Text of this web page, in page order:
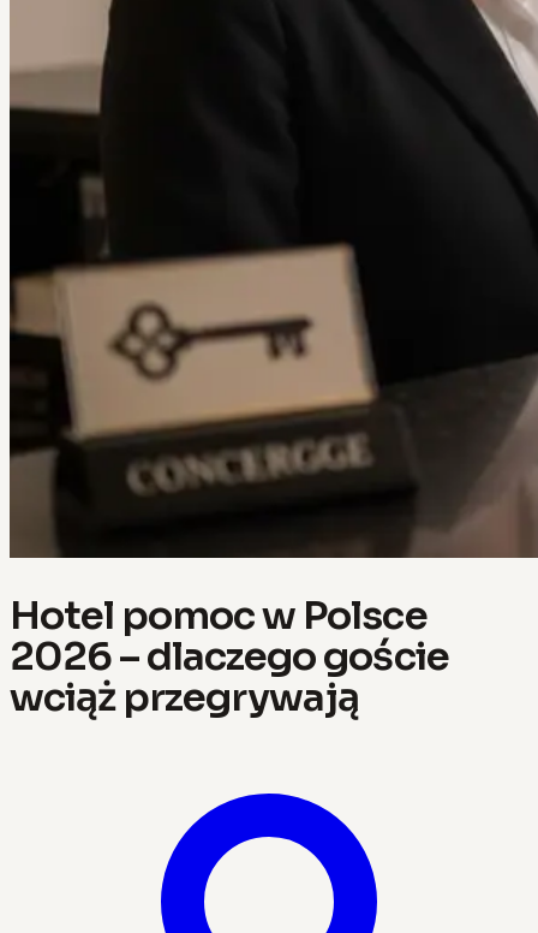
Hotel pomoc w Polsce
2026 – dlaczego goście
wciąż przegrywają